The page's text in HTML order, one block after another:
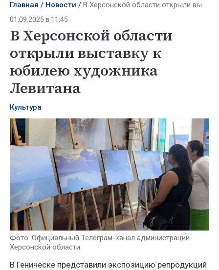
Главная Новости В Херсонской области открыли выставку к юбилею художника Левитана
01.09.2025 в 11:45
В Херсонской области
открыли выставку к
юбилею художника
Левитана
Культура
Фото: Официальный Телеграм-канал администрации
Херсонской области
В Геническе представили экспозицию репродукций